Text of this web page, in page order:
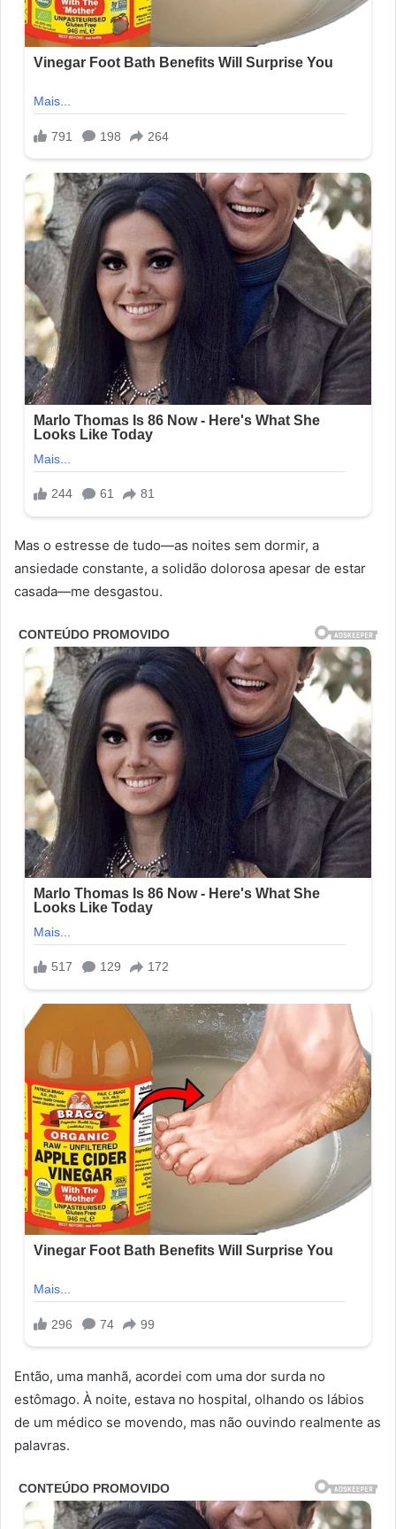
Mas o estresse de tudo—as noites sem dormir, a
ansiedade constante, a solidão dolorosa apesar de estar
casada—me desgastou.
Então, uma manhã, acordei com uma dor surda no
estômago. À noite, estava no hospital, olhando os lábios
de um médico se movendo, mas não ouvindo realmente as
palavras.